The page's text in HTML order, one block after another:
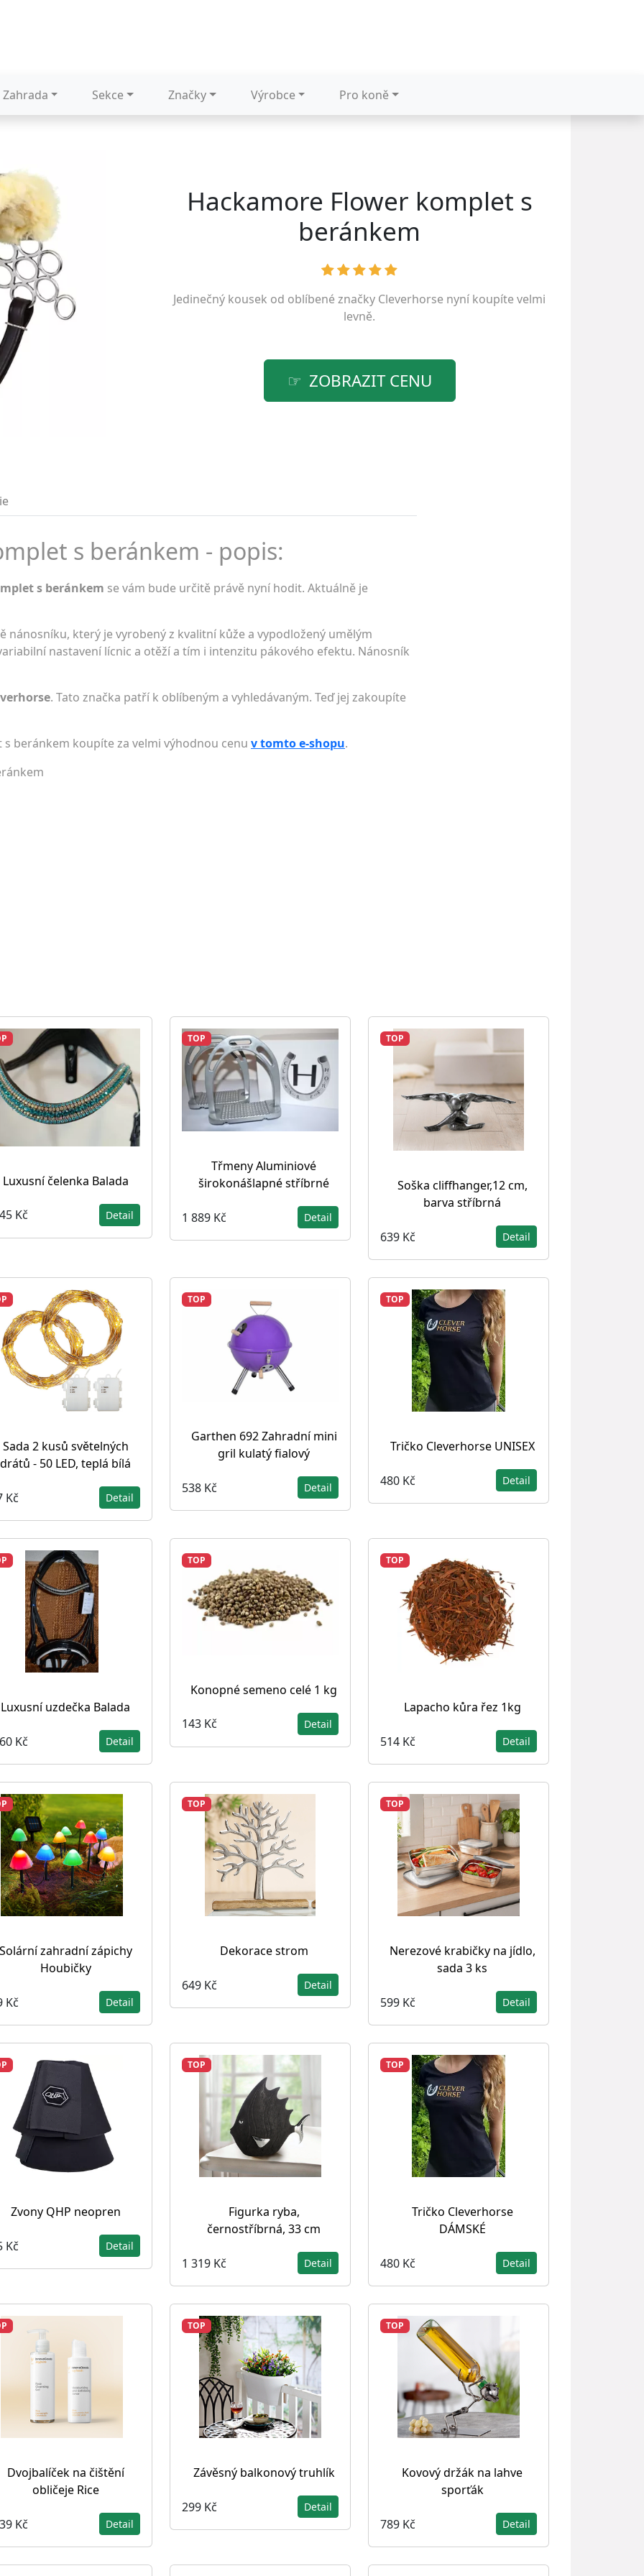
Zahrada Sekce Značky Výrobce Pro koně
Hackamore Flower komplet s
beránkem
Jedinečný kousek od oblíbené značky Cleverhorse nyní koupíte velmi
levně.
ZOBRAZIT CENU
s beránkem - popis:
s beránkem se vám bude určitě právě nyní hodit. Aktuálně je
který je vyrobený z kvalitní kůže a vypodložený umělým
nastavení lícnic a otěží a tím i intenzitu pákového efektu. Nánosník
. Tato značka patří k oblíbeným a vyhledávaným. Teď jej zakoupíte
beránkem koupíte za velmi výhodnou cenu v tomto e-shopu.
Luxusní čelenka Balada
Kč Detail
TOP
Třmeny Aluminiové
širokonášlapné stříbrné
1 889 Kč Detail
TOP
Soška cliffhanger,12 cm,
barva stříbrná
639 Kč Detail
Sada 2 kusů světelných
drátů - 50 LED, teplá bílá
Kč Detail
TOP
Garthen 692 Zahradní mini
gril kulatý fialový
538 Kč Detail
TOP
Tričko Cleverhorse UNISEX
480 Kč Detail
Luxusní uzdečka Balada
Kč Detail
TOP
Konopné semeno celé 1 kg
143 Kč Detail
TOP
Lapacho kůra řez 1kg
514 Kč Detail
zahradní zápichy
Houbičky
Kč Detail
TOP
Dekorace strom
649 Kč Detail
TOP
Nerezové krabičky na jídlo,
sada 3 ks
599 Kč Detail
Zvony QHP neopren
Kč Detail
TOP
Figurka ryba,
černostříbrná, 33 cm
1 319 Kč Detail
TOP
Tričko Cleverhorse
DÁMSKÉ
480 Kč Detail
Dvojbalíček na čištění
obličeje Rice
Kč Detail
TOP
Závěsný balkonový truhlík
299 Kč Detail
TOP
Kovový držák na lahve
sporťák
789 Kč Detail